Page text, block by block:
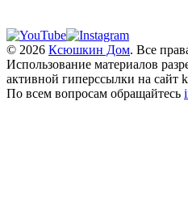
© 2026 Ксюшкин Дом. Все
Использование материалов
активной гиперссылки на сайт
По всем вопросам обращайтесь